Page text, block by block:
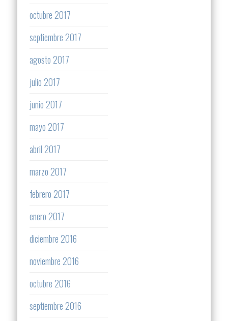
octubre 2017
septiembre 2017
agosto 2017
julio 2017
junio 2017
mayo 2017
abril 2017
marzo 2017
febrero 2017
enero 2017
diciembre 2016
noviembre 2016
octubre 2016
septiembre 2016